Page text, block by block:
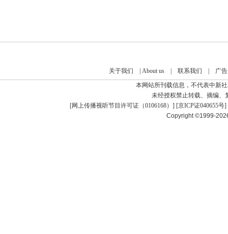
关于我们 About us| 联系我们
广
本网站所刊载信息，不代表中新
未经授权禁止转载、摘编、
[网上传播视听节目许可证（0106168） ] [京ICP证040655号]
Copyright ©1999-